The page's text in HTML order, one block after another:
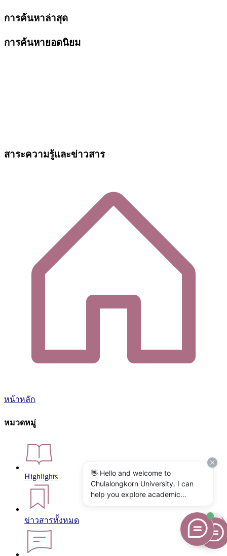
การค้นหาล่าสุด
การค้นหายอดนิยม
สาระความรู้และข่าวสาร
หน้าหลัก
หมวดหมู่
Highlights
ข่าวสารทั้งหมด
👋 Hello and welcome to
Chulalongkorn University. I can
help you explore academic